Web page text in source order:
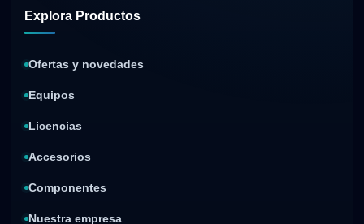
Explora Productos
Ofertas y novedades
Equipos
Licencias
Accesorios
Componentes
Nuestra empresa